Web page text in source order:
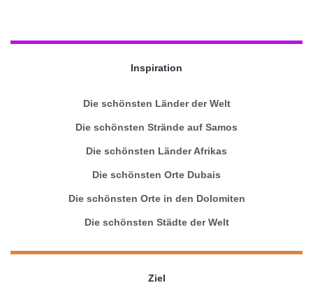
Inspiration
Die schönsten Länder der Welt
Die schönsten Strände auf Samos
Die schönsten Länder Afrikas
Die schönsten Orte Dubais
Die schönsten Orte in den Dolomiten
Die schönsten Städte der Welt
Ziel